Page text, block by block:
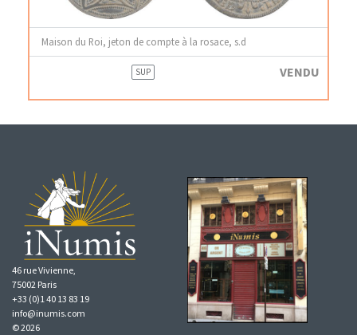
Maison du Roi, jeton de compte à la rosace, s.d
SUP VENDU
46 rue Vivienne,
75002 Paris
+33 (0)1 40 13 83 19
info@inumis.com
© 2026